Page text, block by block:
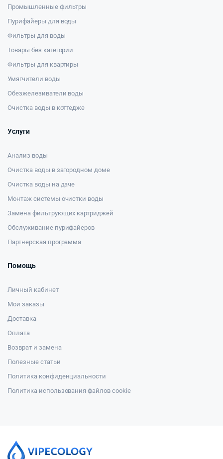
Промышленные фильтры
Пурифайеры для воды
Фильтры для воды
Товары без категории
Фильтры для квартиры
Умягчители воды
Обезжелезиватели воды
Очистка воды в коттедже
Услуги
Анализ воды
Очистка воды в загородном доме
Очистка воды на даче
Монтаж системы очистки воды
Замена фильтрующих картриджей
Обслуживание пурифайеров
Партнерская программа
Помощь
Личный кабинет
Мои заказы
Доставка
Оплата
Возврат и замена
Полезные статьи
Политика конфиденциальности
Политика использования файлов cookie